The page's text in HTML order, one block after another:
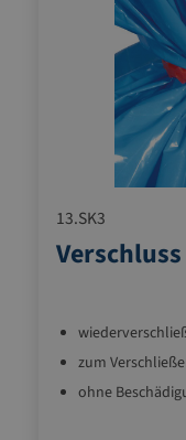
13.SK3
zum
ohne